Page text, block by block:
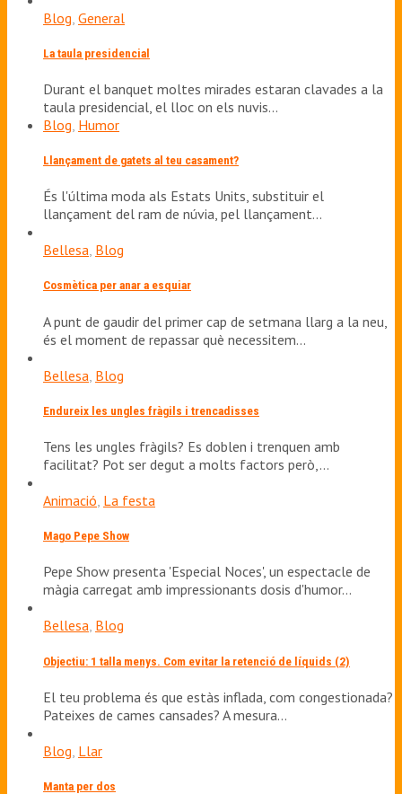
Blog General
La taula presidencial
Durant el banquet moltes mirades estaran clavades a la
taula presidencial, el lloc on els nuvis…
Blog Humor
Llançament de gatets al teu casament?
És l'última moda als Estats Units, substituir el
llançament del ram de núvia, pel llançament…
Bellesa, Blog
Cosmètica per anar a esquiar
A punt de gaudir del primer cap de setmana llarg a la neu,
és el moment de repassar què necessitem…
Bellesa Blog
Endureix les ungles fràgils i trencadisses
Tens les ungles fràgils? Es doblen i trenquen amb
facilitat? Pot ser degut a molts factors però,…
Animació, La festa
Mago Pepe Show
Pepe Show presenta 'Especial Noces', un espectacle de
màgia carregat amb impressionants dosis d'humor…
Bellesa, Blog
Objectiu: 1 talla menys. Com evitar la retenció de líquids (2)
El teu problema és que estàs inflada, com congestionada?
Pateixes de cames cansades? A mesura…
Blog Llar
Manta per dos